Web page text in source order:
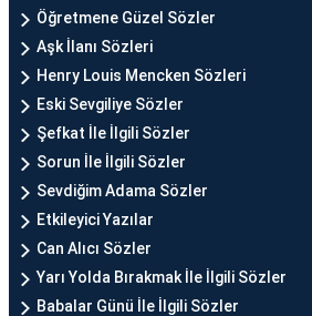
Öğretmene Güzel Sözler
Aşk İlanı Sözleri
Henry Louis Mencken Sözleri
Eski Sevgiliye Sözler
Şefkat İle İlgili Sözler
Sorun İle İlgili Sözler
Sevdiğim Adama Sözler
Etkileyici Yazılar
Can Alıcı Sözler
Yarı Yolda Bırakmak İle İlgili Sözler
Babalar Günü İle İlgili Sözler